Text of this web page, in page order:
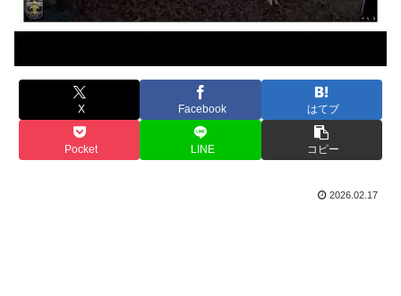
X Facebook はてブ
Pocket LINE コピー
2026.02.17